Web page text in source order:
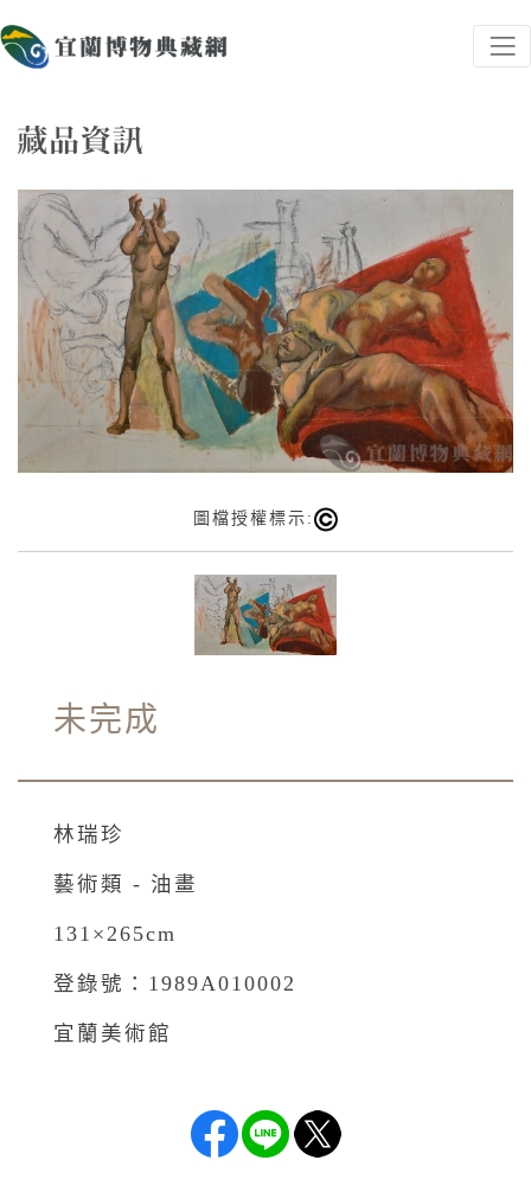
宜蘭博物典藏網
網頁導覽
:::
圖檔授權標示:
未完成
林瑞珍
藝術類 - 油畫
131×265cm
登錄號：1989A010002
宜蘭美術館